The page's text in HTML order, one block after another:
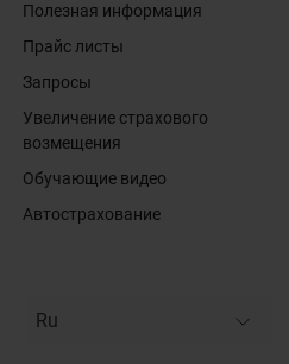
Полезная информация
Прайс листы
Запросы
Увеличение страхового
возмещения
Обучающие видео
Автострахование